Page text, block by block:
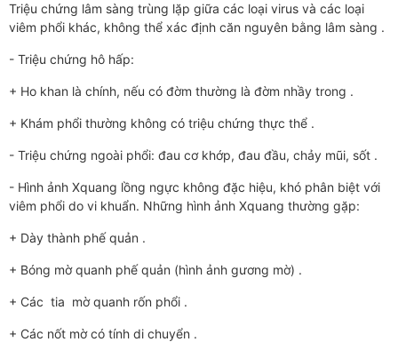
Triệu chứng lâm sàng trùng lặp giữa các loại virus và các loại
viêm phổi khác, không thể xác định căn nguyên bằng lâm sàng .
- Triệu chứng hô hấp:
+ Ho khan là chính, nếu có đờm thường là đờm nhầy trong .
+ Khám phổi thường không có triệu chứng thực thể .
- Triệu chứng ngoài phổi: đau cơ khớp, đau đầu, chảy mũi, sốt .
- Hình ảnh Xquang lồng ngực không đặc hiệu, khó phân biệt với
viêm phổi do vi khuẩn. Những hình ảnh Xquang thường gặp:
+ Dày thành phế quản .
+ Bóng mờ quanh phế quản (hình ảnh gương mờ) .
+ Các tia mờ quanh rốn phổi .
+ Các nốt mờ có tính di chuyển .